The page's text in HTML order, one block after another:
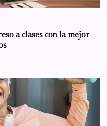
a clases con la mejor